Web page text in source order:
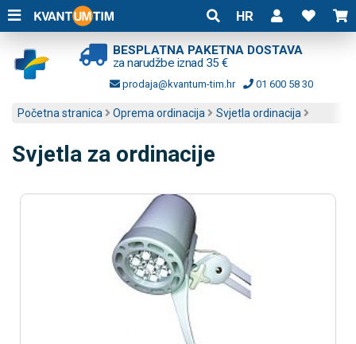
HR
BESPLATNA PAKETNA DOSTAVA
za narudžbe iznad 35 €
prodaja@kvantum-tim.hr 01 600 58 30
Početna stranica Oprema ordinacija Svjetla ordinacija
Svjetla za ordinacije